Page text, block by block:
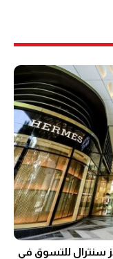
سنترال للتسوق في